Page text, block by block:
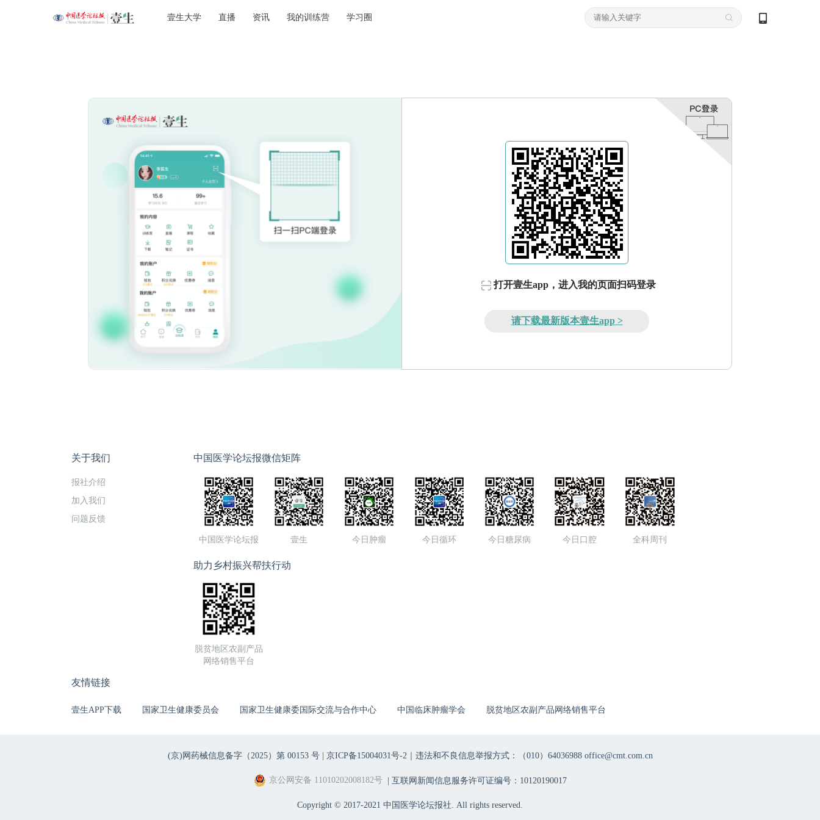
壹生大学 直播 资讯 我的训练营 学习圈
打开壹生app，进入我的页面扫码登录
请下载最新版本壹生app >
关于我们
报社介绍
加入我们
问题反馈
中国医学论坛报微信矩阵
中国医学论坛报 壹生 今日肿瘤 今日循环 今日糖尿病 今日口腔 全科周刊
助力乡村振兴帮扶行动
脱贫地区农副产品
网络销售平台
友情链接
壹生APP下载 国家卫生健康委员会 国家卫生健康委国际交流与合作中心 中国临床肿瘤学会 脱贫地区农副产品网络销售平台
(京)网药械信息备字（2025）第 00153 号 | 京ICP备15004031号-2｜违法和不良信息举报方式：（010）64036988 office@cmt.com.cn
京公网安备 11010202008182号| 互联网新闻信息服务许可证编号：10120190017
Copyright © 2017-2021 中国医学论坛报社. All rights reserved.